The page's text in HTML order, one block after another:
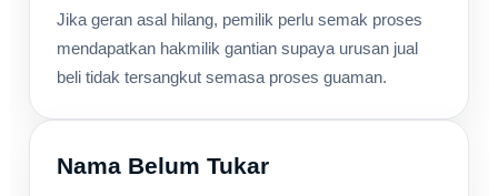
Jika geran asal hilang, pemilik perlu semak proses
mendapatkan hakmilik gantian supaya urusan jual
beli tidak tersangkut semasa proses guaman.
Nama Belum Tukar